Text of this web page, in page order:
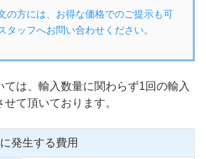
の方には、お得な価格でのご提示も可
タッフへお問い合わせください。
は、輸入数量に関わらず1回の輸入
て頂いております。
発生する費用